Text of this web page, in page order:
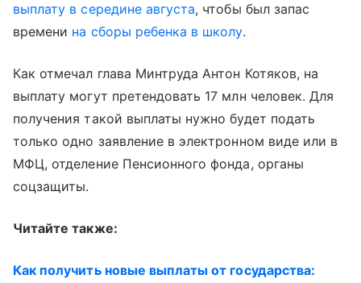
выплату в середине августа, чтобы был запас
времени на сборы ребенка в школу.
Как отмечал глава Минтруда Антон Котяков, на
выплату могут претендовать 17 млн человек. Для
получения такой выплаты нужно будет подать
только одно заявление в электронном виде или в
МФЦ, отделение Пенсионного фонда, органы
соцзащиты.
Читайте также:
Как получить новые выплаты от государства: